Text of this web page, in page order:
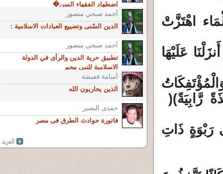
اهْتَزَّتْ
عَلَيْهَا
رَّابِيَةً)(
رَبْوَةٍ ذَاتِ
إضطهاد الفقهاء السن�
آحمد صبحي منصور
الدين السّنى وتضييع العبادات الاسلامية :
آحمد صبحي منصور
تطبيق حرية الدين والرأى في الدولة
الاسلامية للنبى محم
أسامة قفيشة
الذين يحاربون الله
حمدى البصير
فاتورة حوادث الطرق فى مصر